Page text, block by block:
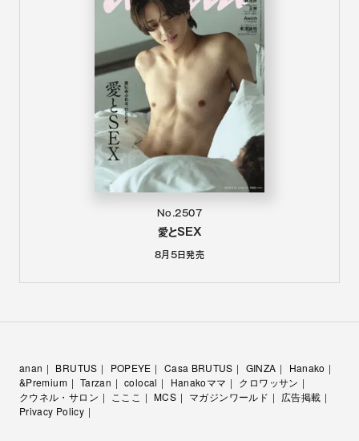
No.2507
愛とSEX
8月5日発売
anan BRUTUS POPEYE Casa BRUTUS GINZA
Hanako
&Premium
Tarzan colocal Hanakoママ
クロワッサン
クウネル・サロン
こここ MCS マガジンワールド
広告掲載
Privacy Policy